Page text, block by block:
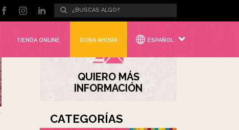
TIENDA ONLINE DONA AHORA ESPAÑOL
QUIERO MÁS
INFORMACIÓN
CATEGORÍAS